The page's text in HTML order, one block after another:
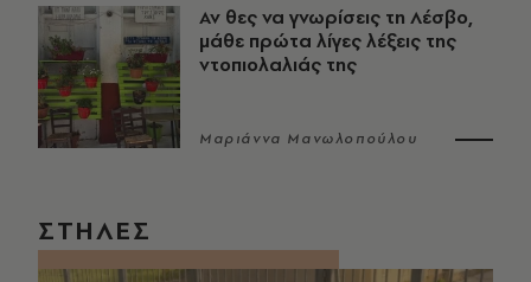
Αν θες να γνωρίσεις τη Λέσβο,
μάθε πρώτα λίγες λέξεις της
ντοπιολαλιάς της
Μαριάννα Μανωλοπούλου
ΣΤΗΛΕΣ